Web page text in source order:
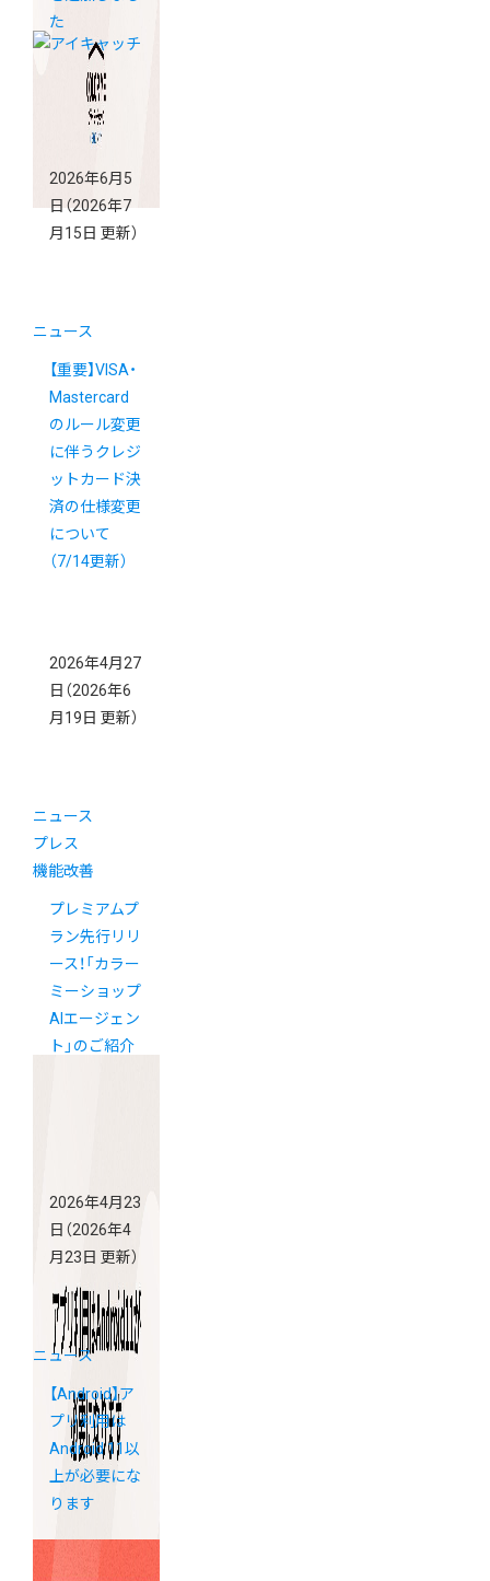
た
2026年6月5
日（2026年7
月15日 更新）
ニュース
【重要】VISA・
Mastercard
のルール変更
に伴うクレジ
ットカード決
済の仕様変更
について
（7/14更新）
2026年4月27
日 （2026年6
月19日 更新）
ニュース
プレス
機能改善
プレミアムプ
ラン先行リリ
ース！「カラー
ミーショップ
AIエージェン
ト」のご紹介
2026年4月23
日 （2026年4
月23日 更新）
ニュース
【Android】ア
プリ利用は
Android 11以
上が必要にな
ります